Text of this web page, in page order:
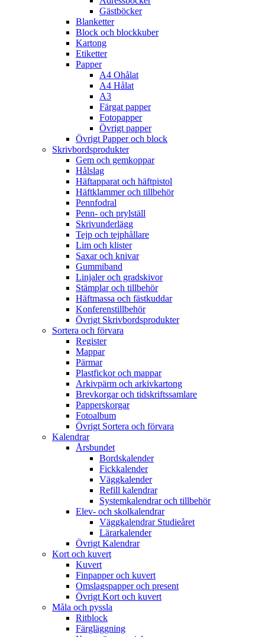
Gästböcker
Blanketter
Block och blockkuber
Kartong
Etiketter
Papper
A4 Ohålat
A4 Hålat
A3
Färgat papper
Fotopapper
Övrigt papper
Övrigt Papper och block
Skrivbordsprodukter
Gem och gemkoppar
Hålslag
Häftapparat och häftpistol
Häftklammer och tillbehör
Pennfodral
Penn- och prylställ
Skrivunderlägg
Tejp och tejphållare
Lim och klister
Saxar och knivar
Gummiband
Linjaler och gradskivor
Stämplar och tillbehör
Häftmassa och fästkuddar
Konferenstillbehör
Övrigt Skrivbordsprodukter
Sortera och förvara
Register
Mappar
Pärmar
Plastfickor och mappar
Arkivpärm och arkivkartong
Brevkorgar och tidskriftssamlare
Papperskorgar
Fotoalbum
Övrigt Sortera och förvara
Kalendrar
Årsbundet
Bordskalender
Fickkalender
Väggkalender
Refill kalendrar
Systemkalendrar och tillbehör
Elev- och skolkalendrar
Väggkalendrar Studieåret
Lärarkalender
Övrigt Kalendrar
Kort och kuvert
Kuvert
Finpapper och kuvert
Omslagspapper och present
Övrigt Kort och kuvert
Måla och pyssla
Ritblock
Färgläggning